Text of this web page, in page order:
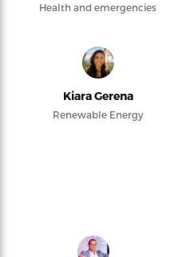
Health and emergencies
Kiara Gerena
Renewable Energy